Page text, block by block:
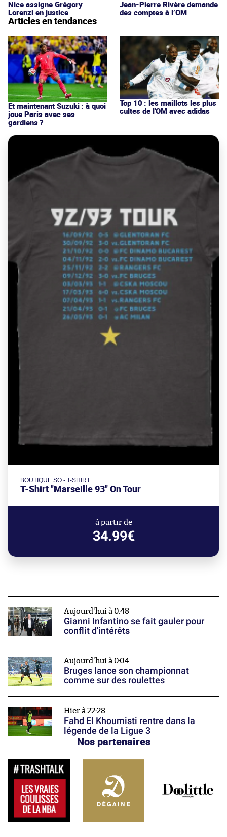
Nice assigne Grégory
Lorenzi en justice
Jean-Pierre Rivère demande
des comptes à l’OM
Articles en tendances
Et maintenant Suzuki : à quoi
joue Paris avec ses
gardiens ?
Top 10 : les maillots les plus
cultes de l'OM avec adidas
BOUTIQUE SO - T-SHIRT
T-Shirt "Marseille 93" On Tour
à partir de
34.99€
Aujourd'hui à 0:48
Gianni Infantino se fait gauler pour
conflit d'intérêts
Aujourd'hui à 0:04
Bruges lance son championnat
comme sur des roulettes
Hier à 22:28
Fahd El Khoumisti rentre dans la
légende de la Ligue 3
Nos partenaires